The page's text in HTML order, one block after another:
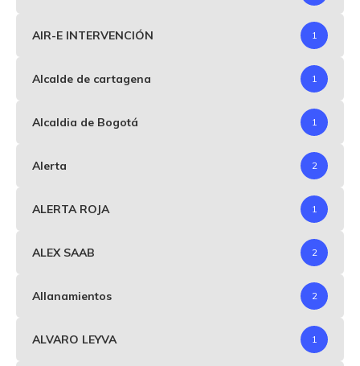
AIR-E INTERVENCIÓN 1
Alcalde de cartagena 1
Alcaldia de Bogotá 1
Alerta 2
ALERTA ROJA 1
ALEX SAAB 2
Allanamientos 2
ALVARO LEYVA 1